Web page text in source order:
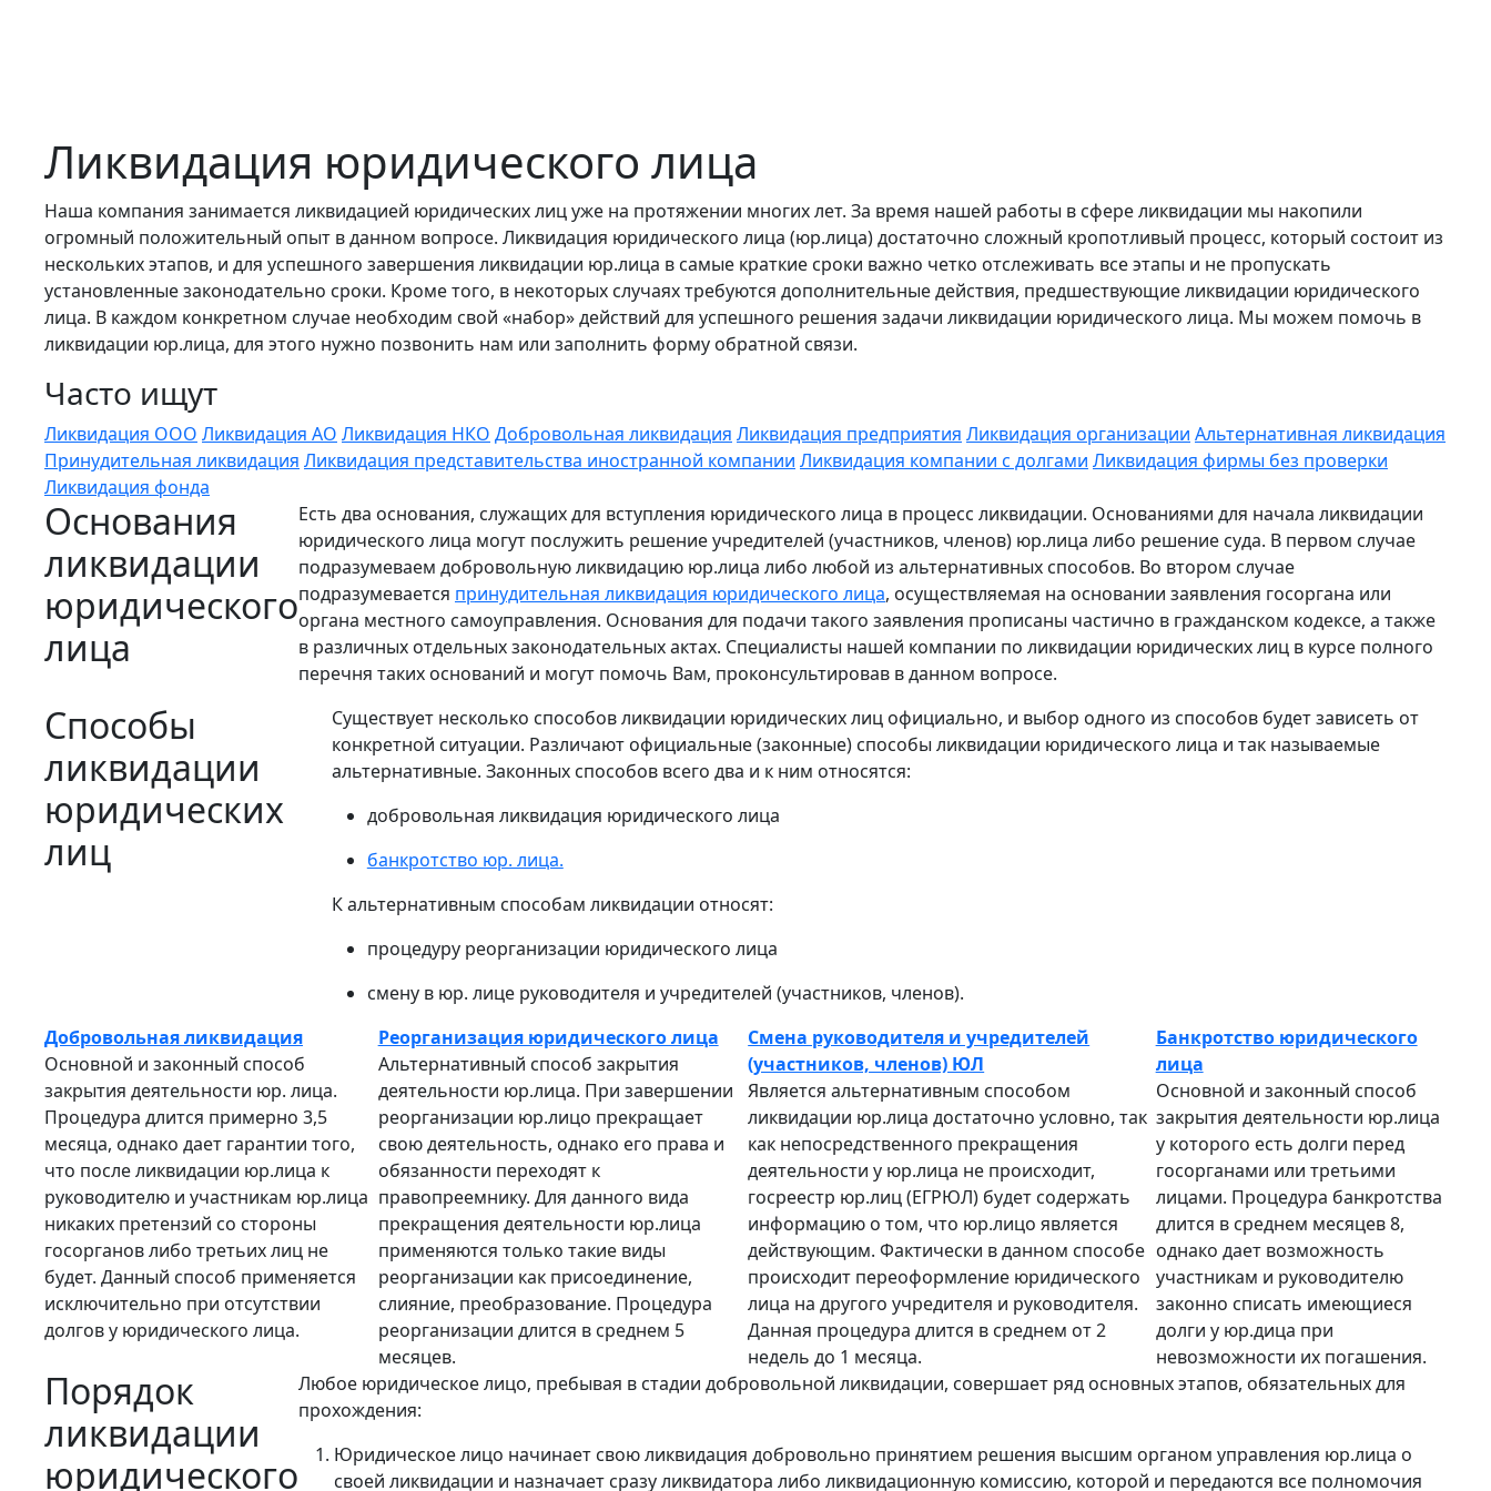
Ликвидация юридического лица
Наша компания занимается ликвидацией юридических лиц уже на протяжении многих лет. За время нашей работы в сфере ликвидации мы накопили
огромный положительный опыт в данном вопросе. Ликвидация юридического лица (юр.лица) достаточно сложный кропотливый процесс, который состоит из
нескольких этапов, и для успешного завершения ликвидации юр.лица в самые краткие сроки важно четко отслеживать все этапы и не пропускать
установленные законодательно сроки. Кроме того, в некоторых случаях требуются дополнительные действия, предшествующие ликвидации юридического
лица. В каждом конкретном случае необходим свой «набор» действий для успешного решения задачи ликвидации юридического лица. Мы можем помочь в
ликвидации юр.лица, для этого нужно позвонить нам или заполнить форму обратной связи.
Часто ищут
Ликвидация ООО Ликвидация АО Ликвидация НКО Добровольная ликвидация Ликвидация предприятия Ликвидация организации Альтернативная ликвидация
Принудительная ликвидация Ликвидация представительства иностранной компании Ликвидация компании с долгами Ликвидация фирмы без проверки
Ликвидация фонда
Основания
ликвидации
юридического
лица
Есть два основания, служащих для вступления юридического лица в процесс ликвидации. Основаниями для начала ликвидации
юридического лица могут послужить решение учредителей (участников, членов) юр.лица либо решение суда. В первом случае
подразумеваем добровольную ликвидацию юр.лица либо любой из альтернативных способов. Во втором случае
подразумевается принудительная ликвидация юридического лица, осуществляемая на основании заявления госоргана или
органа местного самоуправления. Основания для подачи такого заявления прописаны частично в гражданском кодексе, а также
в различных отдельных законодательных актах. Специалисты нашей компании по ликвидации юридических лиц в курсе полного
перечня таких оснований и могут помочь Вам, проконсультировав в данном вопросе.
Способы
ликвидации
юридических
лиц
Существует несколько способов ликвидации юридических лиц официально, и выбор одного из способов будет зависеть от
конкретной ситуации. Различают официальные (законные) способы ликвидации юридического лица и так называемые
альтернативные. Законных способов всего два и к ним относятся:
добровольная ликвидация юридического лица
банкротство юр. лица.
К альтернативным способам ликвидации относят:
процедуру реорганизации юридического лица
смену в юр. лице руководителя и учредителей (участников, членов).
Добровольная ликвидация
Основной и законный способ
закрытия деятельности юр. лица.
Процедура длится примерно 3,5
месяца, однако дает гарантии того,
что после ликвидации юр.лица к
руководителю и участникам юр.лица
никаких претензий со стороны
госорганов либо третьих лиц не
будет. Данный способ применяется
исключительно при отсутствии
долгов у юридического лица.
Реорганизация юридического лица
Альтернативный способ закрытия
деятельности юр.лица. При завершении
реорганизации юр.лицо прекращает
свою деятельность, однако его права и
обязанности переходят к
правопреемнику. Для данного вида
прекращения деятельности юр.лица
применяются только такие виды
реорганизации как присоединение,
слияние, преобразование. Процедура
реорганизации длится в среднем 5
месяцев.
Смена руководителя и учредителей
(участников, членов) ЮЛ
Является альтернативным способом
ликвидации юр.лица достаточно условно, так
как непосредственного прекращения
деятельности у юр.лица не происходит,
госреестр юр.лиц (ЕГРЮЛ) будет содержать
информацию о том, что юр.лицо является
действующим. Фактически в данном способе
происходит переоформление юридического
лица на другого учредителя и руководителя.
Данная процедура длится в среднем от 2
недель до 1 месяца.
Банкротство юридического
лица
Основной и законный способ
закрытия деятельности юр.лица
у которого есть долги перед
госорганами или третьими
лицами. Процедура банкротства
длится в среднем месяцев 8,
однако дает возможность
участникам и руководителю
законно списать имеющиеся
долги у юр.дица при
невозможности их погашения.
Порядок
ликвидации
юридического
Любое юридическое лицо, пребывая в стадии добровольной ликвидации, совершает ряд основных этапов, обязательных для
прохождения:
Юридическое лицо начинает свою ликвидация добровольно принятием решения высшим органом управления юр.лица о
своей ликвидации и назначает сразу ликвидатора либо ликвидационную комиссию, которой и передаются все полномочия